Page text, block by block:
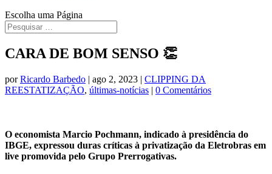
Escolha uma Página
CARA DE BOM SENSO 👏
porRicardo Barbedo | ago 2, 2023 | CLIPPING DA
REESTATIZAÇÃO, últimas-notícias | 0 Comentários
O economista Marcio Pochmann, indicado à presidência do
IBGE, expressou duras críticas à privatização da Eletrobras em
live promovida pelo Grupo Prerrogativas.